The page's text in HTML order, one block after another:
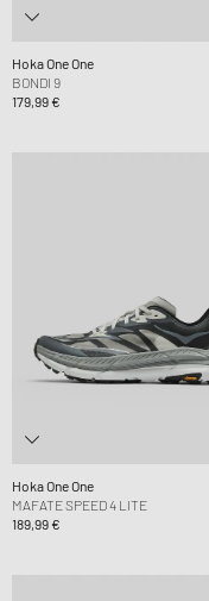
Hoka One One
BONDI 9
179,99 €
Hoka One One
MAFATE SPEED 4 LITE
189,99 €